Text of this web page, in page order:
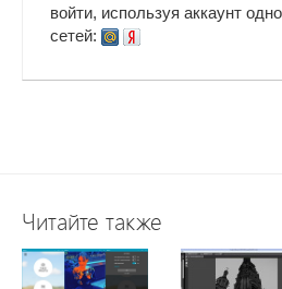
войти, используя аккаунт
сетей:
Читайте также